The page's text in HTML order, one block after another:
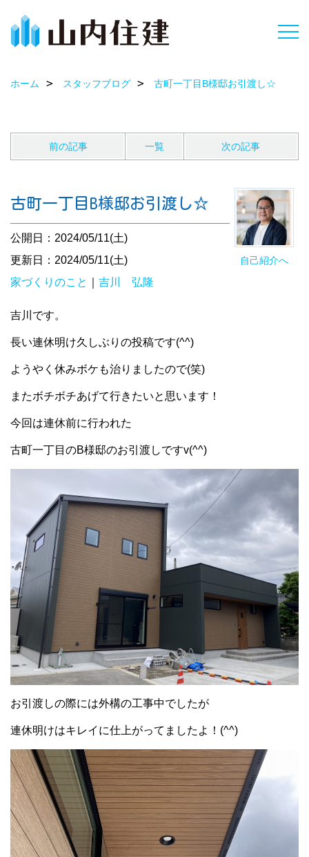
ホーム スタッフブログ 古町一丁目B様邸お引渡し☆
前の記事 一覧 次の記事
自己紹介へ
古町一丁目B様邸お引渡し☆
公開日：2024/05/11(土)
更新日：2024/05/11(土)
家づくりのこと
吉川 弘隆
吉川です。
長い連休明け久しぶりの投稿です(^^)
ようやく休みボケも治りましたので(笑)
またボチボチあげて行きたいと思います！
今回は連休前に行われた
古町一丁目のB様邸のお引渡しですv(^^)
お引渡しの際には外構の工事中でしたが
連休明けはキレイに仕上がってましたよ！(^^)